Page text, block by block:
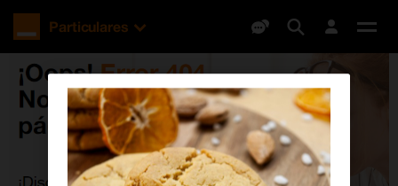
Orange
España
Particulares